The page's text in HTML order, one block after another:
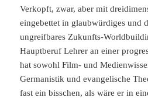
Verkopft, zwar, aber mit
eingebettet in glaubwürdiges und
ungreifbares Zukunfts-
Hauptberuf Lehrer an einer
hat sowohl Film- und
Germanistik und evangelische
fast ein bisschen, als wäre er in